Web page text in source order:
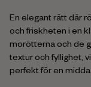
En elegant rätt där
och friskheten i en
morötterna och de
textur och fyllighet,
perfekt för en